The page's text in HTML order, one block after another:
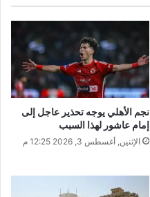
نجم الأهلي يوجه تحذير عاجل إلى
إمام عاشور لهذا السبب
الإثنين, أغسطس 3, 2026 12:25 م